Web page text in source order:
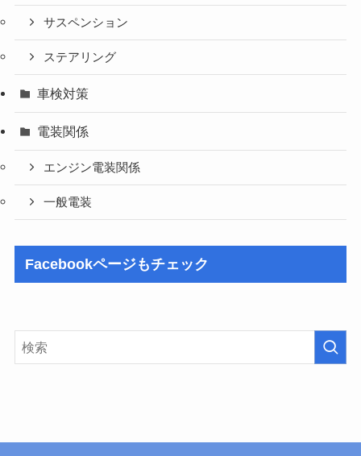
サスペンション
ステアリング
車検対策
電装関係
エンジン電装関係
一般電装
Facebookページもチェック